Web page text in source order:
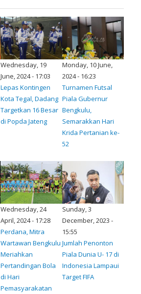
Wednesday, 19
June, 2024 - 17:03
Lepas Kontingen
Kota Tegal, Dadang
Targetkan 16 Besar
di Popda Jateng
Monday, 10 June,
2024 - 16:23
Turnamen Futsal
Piala Gubernur
Bengkulu,
Semarakkan Hari
Krida Pertanian ke-
52
Wednesday, 24
April, 2024 - 17:28
Perdana, Mitra
Wartawan Bengkulu
Meriahkan
Pertandingan Bola
di Hari
Pemasyarakatan
Sunday, 3
December, 2023 -
15:55
Jumlah Penonton
Piala Dunia U- 17 di
Indonesia Lampaui
Target FIFA